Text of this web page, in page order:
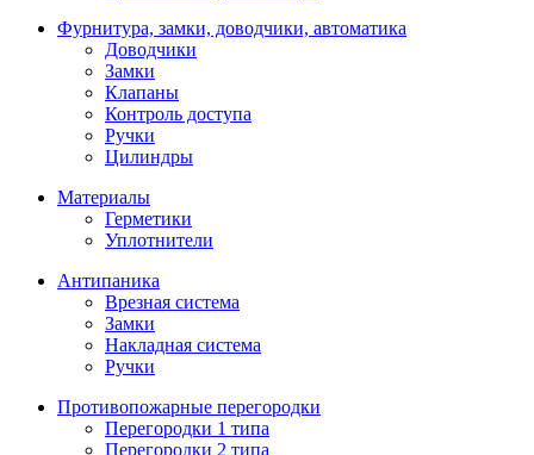
Фурнитура, замки, доводчики, автоматика
Доводчики
Замки
Клапаны
Контроль доступа
Ручки
Цилиндры
Материалы
Герметики
Уплотнители
Антипаника
Врезная система
Замки
Накладная система
Ручки
Противопожарные перегородки
Перегородки 1 типа
Перегородки 2 типа